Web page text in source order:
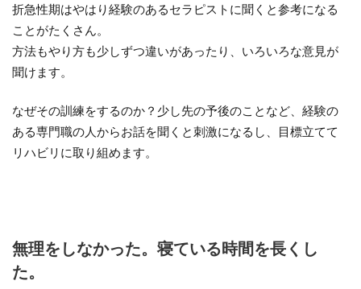
折急性期はやはり経験のあるセラピストに聞くと参考になる
ことがたくさん。
方法もやり方も少しずつ違いがあったり、いろいろな意見が
聞けます。
なぜその訓練をするのか？少し先の予後のことなど、経験の
ある専門職の人からお話を聞くと刺激になるし、目標立てて
リハビリに取り組めます。
無理をしなかった。寝ている時間を長くし
た。